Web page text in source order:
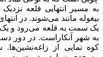
به مسیر انتهایی قلعه
بیغوله مانند می‌شوند. در
یک سمت به قلعه می‌رود و
به شهر آنکاراست. در دور دست
کوه نمایی از